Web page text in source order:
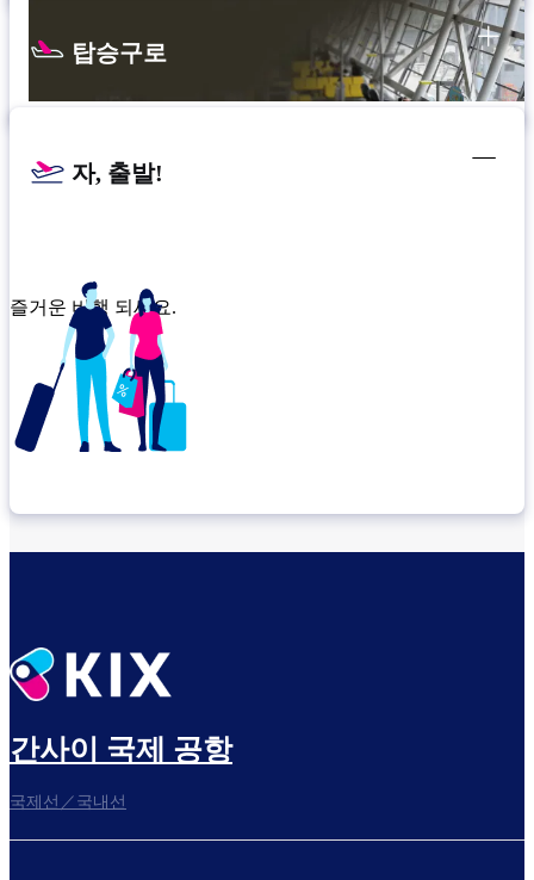
탑승구로
자, 출발!
즐거운 비행 되세요.
간사이 국제 공항
국제선／국내선